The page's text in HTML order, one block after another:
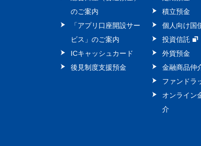
のご案内
「アプリ口座開設サー
ビス」のご案内
ICキャッシュカード
後見制度支援預金
積立預金
個人向け国
投資信託
外貨預金
金融商品仲
ファンドラ
オンライン
介